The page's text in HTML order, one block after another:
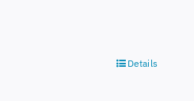
Details